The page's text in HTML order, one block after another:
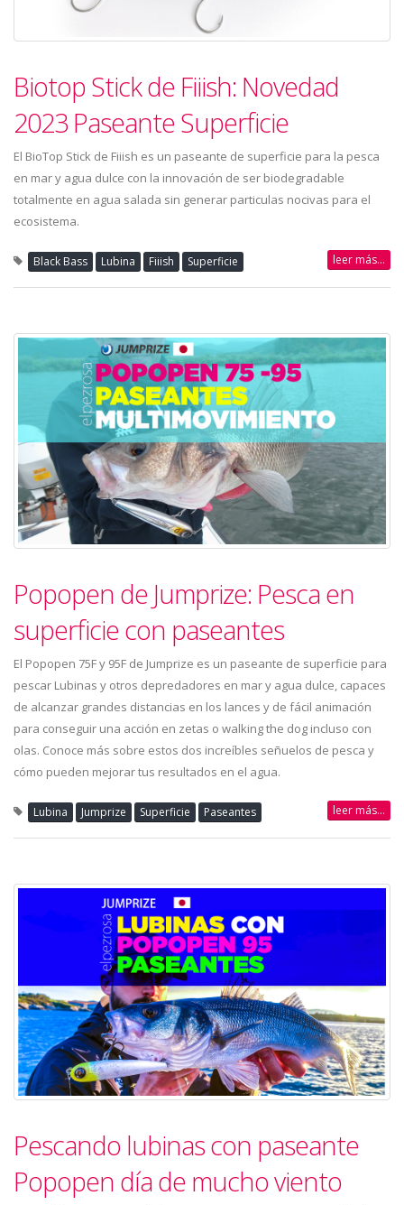
Biotop Stick de Fiiish: Novedad
2023 Paseante Superficie
El BioTop Stick de Fiiish es un paseante de superficie para la pesca
en mar y agua dulce con la innovación de ser biodegradable
totalmente en agua salada sin generar particulas nocivas para el
ecosistema.
Black Bass Lubina Fiiish Superficie leer más...
Popopen de Jumprize: Pesca en
superficie con paseantes
El Popopen 75F y 95F de Jumprize es un paseante de superficie para
pescar Lubinas y otros depredadores en mar y agua dulce, capaces
de alcanzar grandes distancias en los lances y de fácil animación
para conseguir una acción en zetas o walking the dog incluso con
olas. Conoce más sobre estos dos increíbles señuelos de pesca y
cómo pueden mejorar tus resultados en el agua.
Lubina Jumprize Superficie Paseantes leer más...
Pescando lubinas con paseante
Popopen día de mucho viento